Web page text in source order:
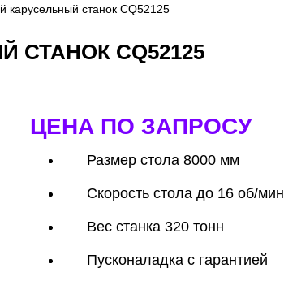
карусельный станок CQ52125
CQ52125
ЦЕНА ПО ЗАПРОСУ
Размер стола 8000 мм
Скорость стола до 16 об/мин
Вес станка 320 тонн
Пусконаладка с гарантией